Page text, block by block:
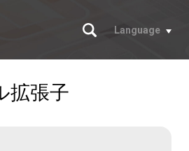
サーチ
Language
拡張子